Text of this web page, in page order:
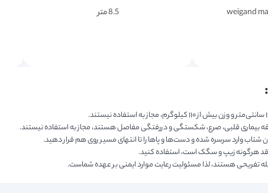
8.5 متر
بیماری قلبی، صرع، شکستگی و دررفتگی مفاصل هستند، مجاز به استفاده نیستند.
شتاب وارد سرسره شده و دست‌ها و پاها را تا انتهای مسیر روی هم قرار دهید.
هرگونه زیپ و سگک است، استفاده کنید.
تفریحی هستند، لذا مسئولیت رعایت موارد ایمنی بر عهده شماست.